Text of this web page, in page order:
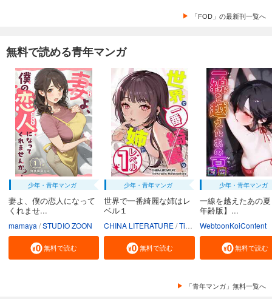
カート
あらすじを表示する
会社をやめて馬主やります！ ― アキコノユメヲ ― 105
110円 (税込)
カート
試し読み
あらすじを表示する
会社をやめて馬主やります！ ― アキコノユメヲ ― 106
110 円 (税込)
カート
あらすじを表示する
会社をやめて馬主やります！ ― アキコノユメヲ ― 107
「FOD」の最新刊一覧へ
無料で読める青年マンガ
少年・青年マンガ
妻よ、僕の恋人になって
くれませ...
mamaya STUDIO ZOON
無料で読む
少年・青年マンガ
世界で一番綺麗な姉はレ
ベル１
CHINA LITERATURE Tiankongshu Mangongchang
無料で読む
少年・青年マンガ
一線を越えたあの
年齢版】...
WebtoonKoiContent
無料で読む
「青年マンガ」無料一覧へ